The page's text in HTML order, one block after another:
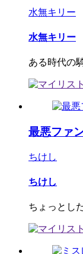
水無キリー
水無キリー
ある時代の
最悪ファ
ちけし
ちけし
ちょっとし